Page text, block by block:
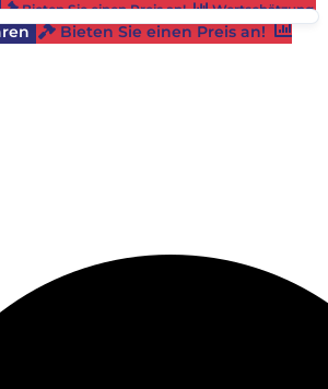
Bieten Sie einen Preis an! Wertschätzung
Bieten Sie einen Preis an!